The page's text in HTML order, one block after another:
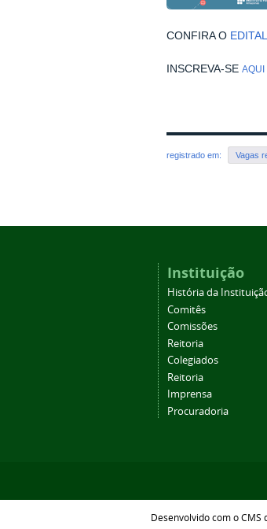
CONFIRA O EDITAL
INSCREVA-SE AQUI
registrado em: Vagas
Instituição
História da
Comitês
Comissões
Reitoria
Colegiados
Reitoria
Imprensa
Procuradoria
Desenvolvido com o CMS